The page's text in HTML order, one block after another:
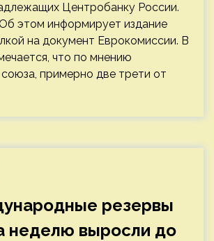
Центробанку России.
этом информирует издание
на документ Еврокомиссии. В
что по мнению
примерно две трети от
резервы
неделю выросли до